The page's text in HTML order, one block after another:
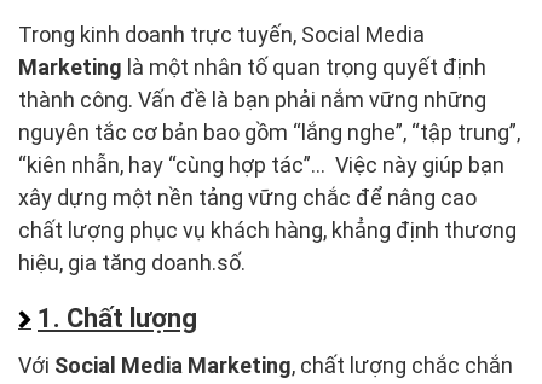
Trong kinh doanh trực tuyến, Social Media
Marketing là một nhân tố quan trọng quyết định
thành công. Vấn đề là bạn phải nắm vững những
nguyên tắc cơ bản bao gồm “lắng nghe”, “tập trung”,
“kiên nhẫn, hay “cùng hợp tác”... Việc này giúp bạn
xây dựng một nền tảng vững chắc để nâng cao
chất lượng phục vụ khách hàng, khẳng định thương
hiệu, gia tăng doanh.số.
1. Chất lượng
Với Social Media Marketing, chất lượng chắc chắn